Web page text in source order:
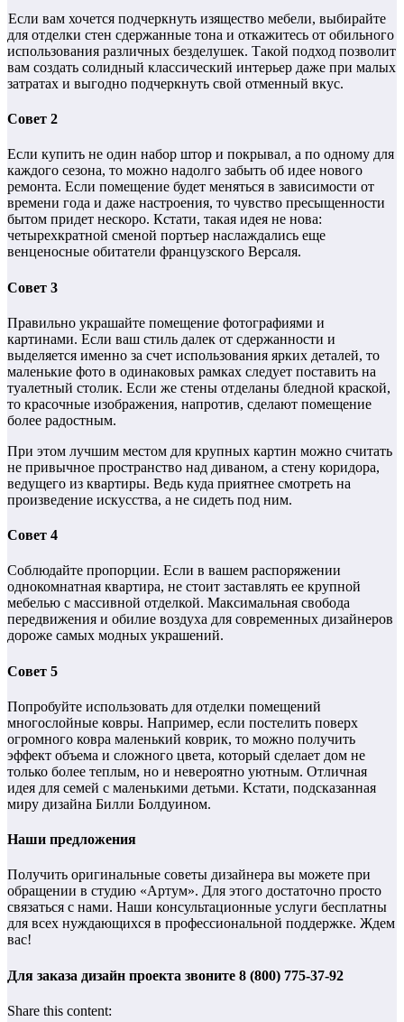
Если вам хочется подчеркнуть изящество мебели, выбирайте
для отделки стен сдержанные тона и откажитесь от обильного
использования различных безделушек. Такой подход позволит
вам создать солидный классический интерьер даже при малых
затратах и выгодно подчеркнуть свой отменный вкус.
Совет 2
Если купить не один набор штор и покрывал, а по одному для
каждого сезона, то можно надолго забыть об идее нового
ремонта. Если помещение будет меняться в зависимости от
времени года и даже настроения, то чувство пресыщенности
бытом придет нескоро. Кстати, такая идея не нова:
четырехкратной сменой портьер наслаждались еще
венценосные обитатели французского Версаля.
Совет 3
Правильно украшайте помещение фотографиями и
картинами. Если ваш стиль далек от сдержанности и
выделяется именно за счет использования ярких деталей, то
маленькие фото в одинаковых рамках следует поставить на
туалетный столик. Если же стены отделаны бледной краской,
то красочные изображения, напротив, сделают помещение
более радостным.
При этом лучшим местом для крупных картин можно считать
не привычное пространство над диваном, а стену коридора,
ведущего из квартиры. Ведь куда приятнее смотреть на
произведение искусства, а не сидеть под ним.
Совет 4
Соблюдайте пропорции. Если в вашем распоряжении
однокомнатная квартира, не стоит заставлять ее крупной
мебелью с массивной отделкой. Максимальная свобода
передвижения и обилие воздуха для современных дизайнеров
дороже самых модных украшений.
Совет 5
Попробуйте использовать для отделки помещений
многослойные ковры. Например, если постелить поверх
огромного ковра маленький коврик, то можно получить
эффект объема и сложного цвета, который сделает дом не
только более теплым, но и невероятно уютным. Отличная
идея для семей с маленькими детьми. Кстати, подсказанная
миру дизайна Билли Болдуином.
Наши предложения
Получить оригинальные советы дизайнера вы можете при
обращении в студию «Артум». Для этого достаточно просто
связаться с нами. Наши консультационные услуги бесплатны
для всех нуждающихся в профессиональной поддержке. Ждем
вас!
Для заказа дизайн проекта звоните 8 (800) 775-37-92
Share this content: